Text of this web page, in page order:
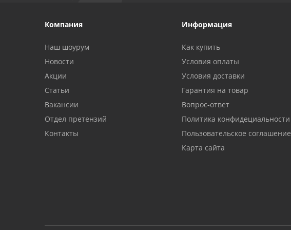
Компания
Наш шоурум
Новости
Акции
Статьи
Вакансии
Отдел претензий
Контакты
Информация
Как купить
Условия оплаты
Условия доставки
Гарантия на товар
Вопрос-ответ
Политика конфидециальности
Пользовательское соглашение
Карта сайта